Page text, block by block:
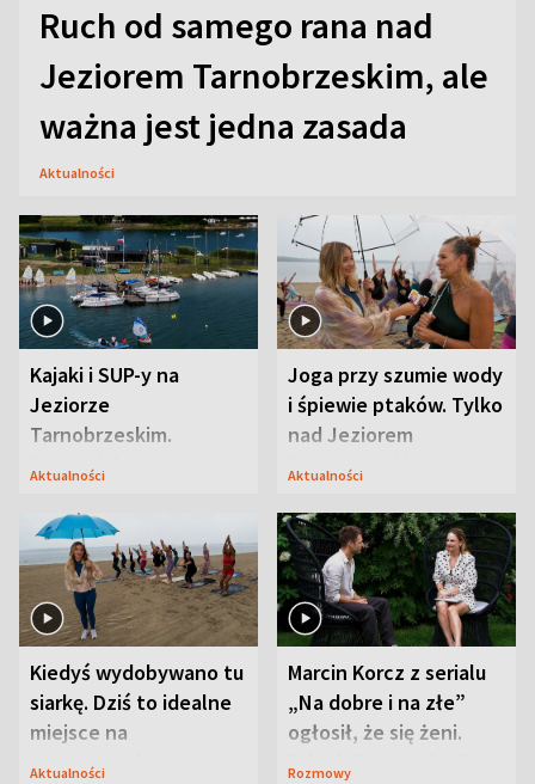
Ruch od samego rana nad
Jeziorem Tarnobrzeskim, ale
ważna jest jedna zasada
Aktualności
Kajaki i SUP-y na
Jeziorze
Tarnobrzeskim.
Przyrodnicy zwracają
Aktualności
Joga przy szumie wody
i śpiewie ptaków. Tylko
nad Jeziorem
Tarnobrzeskim
Aktualności
Kiedyś wydobywano tu
siarkę. Dziś to idealne
miejsce na
wypoczynek
Aktualności
Marcin Korcz z serialu
„Na dobre i na złe”
ogłosił, że się żeni.
Zdradził, co zmienił
Rozmowy